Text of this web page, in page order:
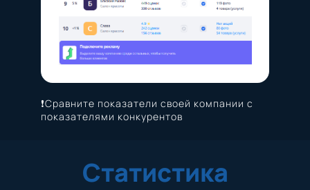
❗️Сравните показатели своей компании с
показателями конкурентов
Статистика